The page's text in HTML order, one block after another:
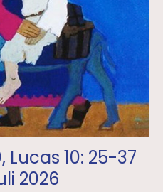
Lucas 10: 25-37
2026